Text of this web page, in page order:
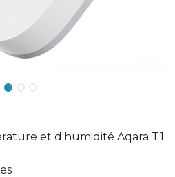
et d'humidité Aqara T1